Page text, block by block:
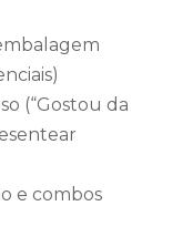
(“Gostou da
e combos